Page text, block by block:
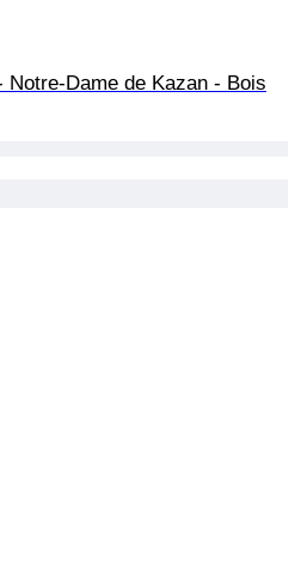
Notre-Dame de Kazan - Bois